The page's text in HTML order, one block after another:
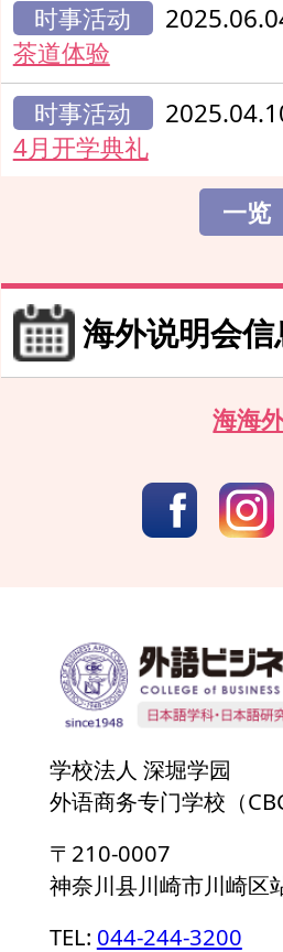
时事活动
茶道体验
时事活动
4月开学典礼
一览
海外说明会信
海海
学校法人 深堀学园
外语商务专门学校（
〒210-0007
神奈川县川崎市川崎区
TEL: 044-244-3200